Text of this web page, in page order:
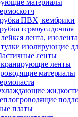
материалы
ПВХ, кембрики
термоусадочная
лента, изолента
изолирующие
ленты
ленты
материалы
жидкости
платы